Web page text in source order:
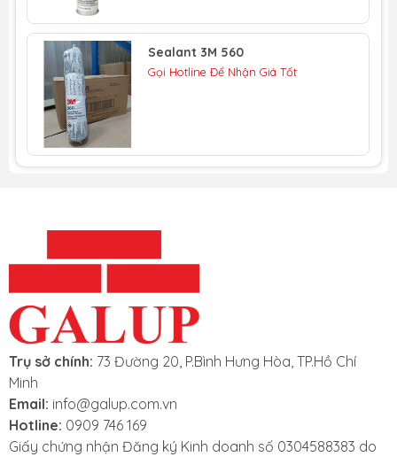
Sealant 3M 560
Gọi Hotline Để Nhận Giá Tốt
Trụ sở chính: 73 Đường 20, P.Bình Hưng Hòa, TP.Hồ Chí
Minh
Email: info@galup.com.vn
Hotline: 0909 746 169
Giấy chứng nhận Đăng ký Kinh doanh số 0304588383 do